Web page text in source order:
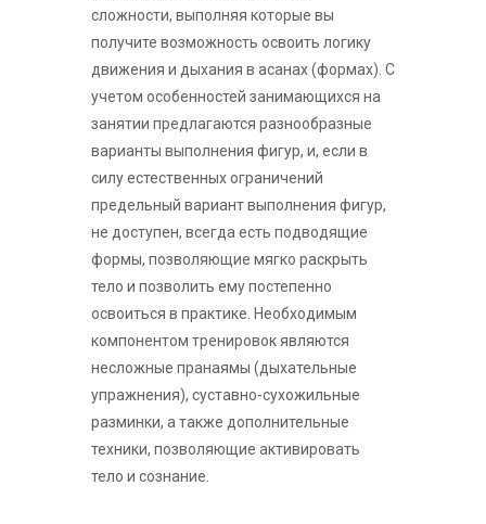
сложности, выполняя которые вы
получите возможность освоить логику
движения и дыхания в асанах (формах). С
учетом особенностей занимающихся на
занятии предлагаются разнообразные
варианты выполнения фигур, и, если в
силу естественных ограничений
предельный вариант выполнения фигур,
не доступен, всегда есть подводящие
формы, позволяющие мягко раскрыть
тело и позволить ему постепенно
освоиться в практике. Необходимым
компонентом тренировок являются
несложные пранаямы (дыхательные
упражнения), суставно-сухожильные
разминки, а также дополнительные
техники, позволяющие активировать
тело и сознание.